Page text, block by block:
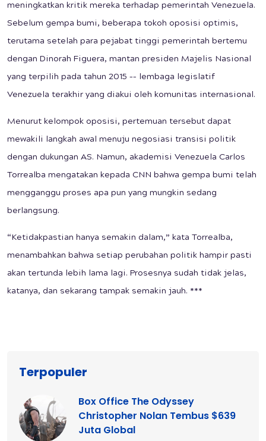
meningkatkan kritik mereka terhadap pemerintah Venezuela.
Sebelum gempa bumi, beberapa tokoh oposisi optimis,
terutama setelah para pejabat tinggi pemerintah bertemu
dengan Dinorah Figuera, mantan presiden Majelis Nasional
yang terpilih pada tahun 2015 –– lembaga legislatif
Venezuela terakhir yang diakui oleh komunitas internasional.
Menurut kelompok oposisi, pertemuan tersebut dapat
mewakili langkah awal menuju negosiasi transisi politik
dengan dukungan AS. Namun, akademisi Venezuela Carlos
Torrealba mengatakan kepada CNN bahwa gempa bumi telah
mengganggu proses apa pun yang mungkin sedang
berlangsung.
“Ketidakpastian hanya semakin dalam,” kata Torrealba,
menambahkan bahwa setiap perubahan politik hampir pasti
akan tertunda lebih lama lagi. Prosesnya sudah tidak jelas,
katanya, dan sekarang tampak semakin jauh. ***
Terpopuler
Box Office The Odyssey
Christopher Nolan Tembus $639
Juta Global